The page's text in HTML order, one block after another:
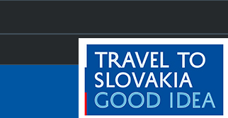
Hauptseite M.R. Štefánik